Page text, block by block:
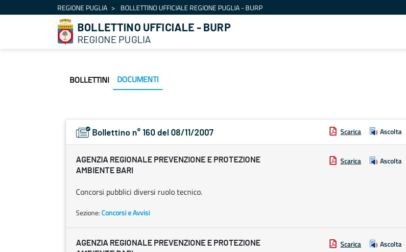
Salta al contenutoREGIONE PUGLIA BOLLETTINO UFFICIALE REGIONE PUGLIA - BURP
BOLLETTINO UFFICIALE - BURP
REGIONE PUGLIA
BOLLETTINI DOCUMENTI
Bollettino n° 160 del 08/11/2007 Scarica Ascolta
AGENZIA REGIONALE PREVENZIONE E PROTEZIONE
AMBIENTE BARI
Scarica Ascolta
Concorsi pubblici diversi ruolo tecnico.
Sezione:Concorsi e Avvisi
AGENZIA REGIONALE PREVENZIONE E PROTEZIONE
Scarica Ascolta